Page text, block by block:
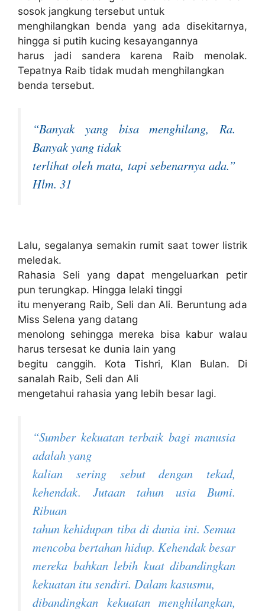
sosok jangkung tersebut untuk
menghilangkan benda yang ada disekitarnya,
hingga si putih kucing kesayangannya
harus jadi sandera karena Raib menolak.
Tepatnya Raib tidak mudah menghilangkan
benda tersebut.
“Banyak yang bisa menghilang, Ra.
Banyak yang tidak
terlihat oleh mata, tapi sebenarnya ada.”
Hlm. 31
Lalu, segalanya semakin rumit saat tower listrik
meledak.
Rahasia Seli yang dapat mengeluarkan petir
pun terungkap. Hingga lelaki tinggi
itu menyerang Raib, Seli dan Ali. Beruntung ada
Miss Selena yang datang
menolong sehingga mereka bisa kabur walau
harus tersesat ke dunia lain yang
begitu canggih. Kota Tishri, Klan Bulan. Di
sanalah Raib, Seli dan Ali
mengetahui rahasia yang lebih besar lagi.
“Sumber kekuatan terbaik bagi manusia
adalah yang
kalian sering sebut dengan tekad,
kehendak. Jutaan tahun usia Bumi.
Ribuan
tahun kehidupan tiba di dunia ini. Semua
mencoba bertahan hidup. Kehendak besar
mereka bahkan lebih kuat dibandingkan
kekuatan itu sendiri. Dalam kasusmu,
dibandingkan kekuatan menghilangkan,